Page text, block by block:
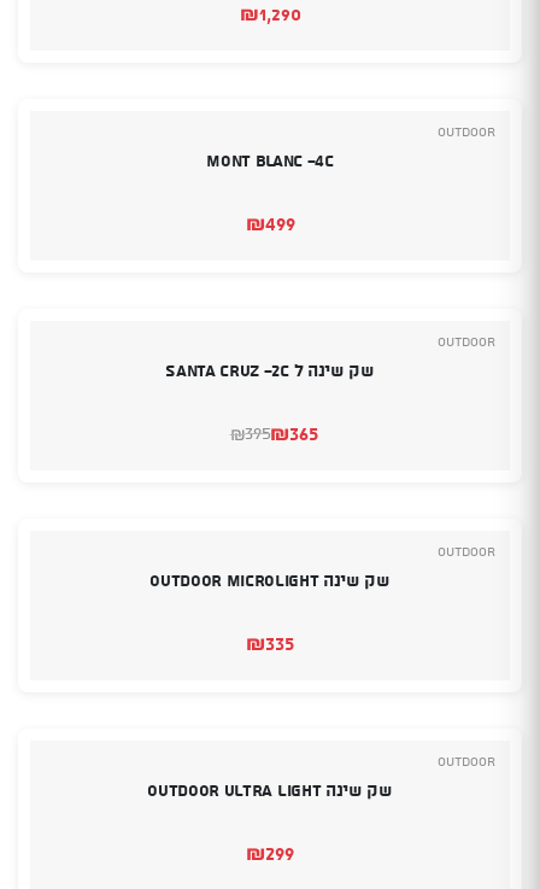
₪1,290
Outdoor
Mont Blanc -4C
₪499
Outdoor
שק שינה ל Santa Cruz -2C
₪395
המחיר₪365
המחיר
Outdoor
שק שינה OUTDOOR Microlight
₪335
Outdoor
שק שינה OUTDOOR ULTRA LIGHT
₪299